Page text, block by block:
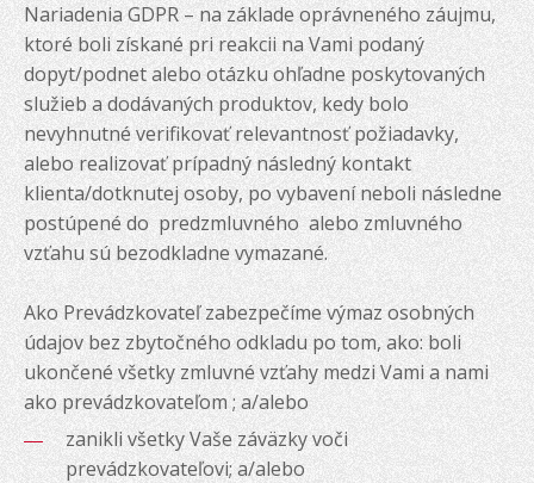
Nariadenia GDPR – na základe oprávneného záujmu,
ktoré boli získané pri reakcii na Vami podaný
dopyt/podnet alebo otázku ohľadne poskytovaných
služieb a dodávaných produktov, kedy bolo
nevyhnutné verifikovať relevantnosť požiadavky,
alebo realizovať prípadný následný kontakt
klienta/dotknutej osoby, po vybavení neboli následne
postúpené do predzmluvného alebo zmluvného
vzťahu sú bezodkladne vymazané.
Ako Prevádzkovateľ zabezpečíme výmaz osobných
údajov bez zbytočného odkladu po tom, ako: boli
ukončené všetky zmluvné vzťahy medzi Vami a nami
ako prevádzkovateľom ; a/alebo
zanikli všetky Vaše záväzky voči
prevádzkovateľovi; a/alebo